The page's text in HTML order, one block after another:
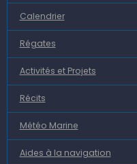
Calendrier
Régates
Activités et Projets
Récits
Météo Marine
Aides à la navigation